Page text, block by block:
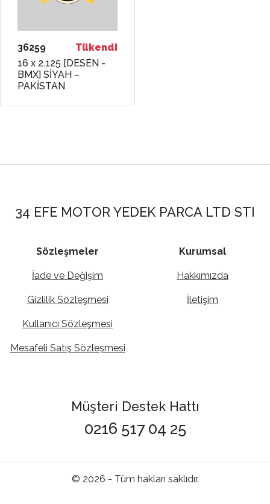
36259
Tükendi
16 x 2.125 [DESEN -
BMX] SİYAH –
PAKİSTAN
34 EFE MOTOR YEDEK PARCA LTD STI
Sözleşmeler
İade ve Değişim
Gizlilik Sözleşmesi
Kullanıcı Sözleşmesi
Mesafeli Satış Sözleşmesi
Kurumsal
Hakkımızda
İletişim
Müşteri Destek Hattı
0216 517 04 25
© 2026 - Tüm hakları saklıdır.